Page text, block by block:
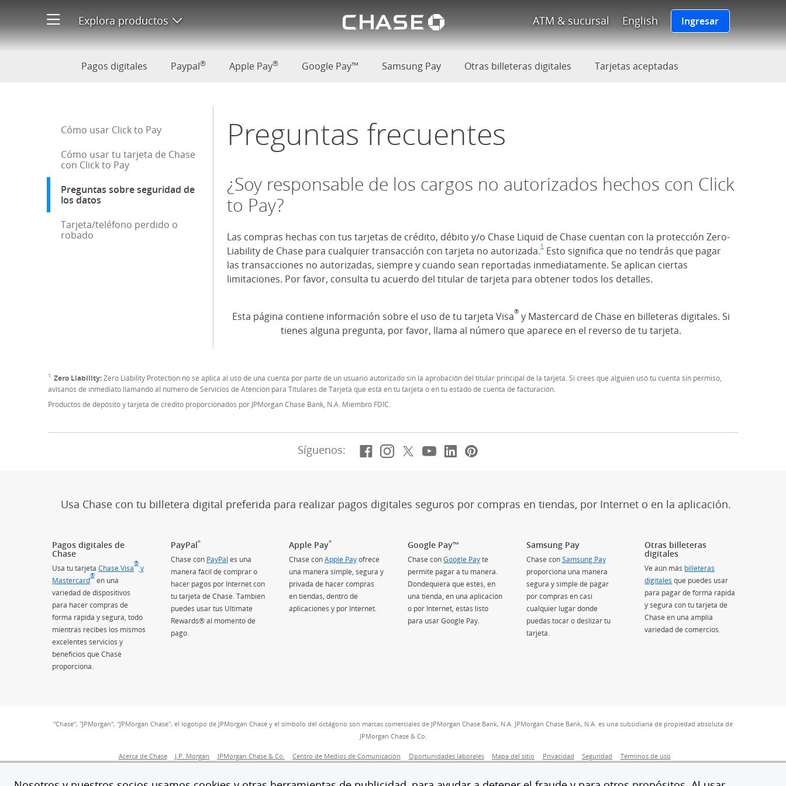
Explora productos El logotipo de Chase enlaza a la
ATM & sucursal English Ingresar
Preguntas sobre seguridad de los datos
Pagos digitales Paypal® Apple Pay® Google Pay™ Samsung Pay (Se abre en superposición)
Otras billeteras digitales Tarjetas aceptadas
Inicio de la barra lateral
Cómo usar Click to Pay
Cómo usar tu tarjeta de Chase
con Click to Pay
Preguntas sobre seguridad de
los datos
Tarjeta/teléfono perdido o
robado
Preguntas frecuentes
¿Soy responsable de los cargos no autorizados hechos con Click
to Pay?
Las compras hechas con tus tarjetas de crédito, débito y/o Chase Liquid de Chase cuentan con la protección Zero-
Liability de Chase para cualquier transacción con tarjeta no autorizada.Nota al pie de página
1 (Se abre en superposición)
Esto significa que no tendrás que pagar
las transacciones no autorizadas, siempre y cuando sean reportadas inmediatamente. Se aplican ciertas
limitaciones. Por favor, consulta tu acuerdo del titular de tarjeta para obtener todos los detalles.
Esta página contiene información sobre el uso de tu tarjeta Visa®y Mastercard de Chase en billeteras digitales. Si
tienes alguna pregunta, por favor, llama al número que aparece en el reverso de tu tarjeta.
Nota al pie de página
1 Zero Liability:Zero Liability Protection no se aplica al uso de una cuenta por parte de un usuario autorizado sin la aprobación del titular principal de la tarjeta. Si crees que alguien usó tu cuenta sin permiso,
avísanos de inmediato llamando al número de Servicios de Atención para Titulares de Tarjeta que está en tu tarjeta o en tu estado de cuenta de facturación.
Productos de depósito y tarjeta de crédito proporcionados por JPMorgan Chase Bank, N.A. Miembro FDIC.
Síguenos: Facebook
(Se abre en superposición)
Instagram
(Se abre en superposición)
X, anteriormente conocida como Twitter
(Se abre en superposición)
YouTube
(Se abre en superposición)
LinkedIn
(Se abre en superposición)
Usa Chase con tu billetera digital preferida para realizar pagos digitales seguros por compras en tiendas, por Internet o en la aplicación.
Pagos digitales de
Chase
Usa tu tarjeta Chase Visa
®
y
Mastercard
®
en una
variedad de dispositivos
para hacer compras de
forma rápida y segura, todo
mientras recibes los mismos
excelentes servicios y
beneficios que Chase
proporciona.
PayPal®
Chase con PayPal es una
manera fácil de comprar o
hacer pagos por Internet con
tu tarjeta de Chase. También
puedes usar tus Ultimate
Rewards® al momento de
pago.
Apple Pay®
Chase conApple Payofrece
una manera simple, segura y
privada de hacer compras
en tiendas, dentro de
aplicaciones y por Internet.
Google Pay™
Chase conGoogle Payte
permite pagar a tu manera.
Dondequiera que estés, en
una tienda, en una aplicación
o por Internet, estás listo
para usar Google Pay.
Samsung Pay
Chase conSamsung Pay
proporciona una manera
segura y simple de pagar
por compras en casi
cualquier lugar donde
puedas tocar o deslizar tu
tarjeta.
Otras billeteras
digitales
Ve aún más billeteras
digitales que puedes usar
para pagar de forma rápida
y segura con tu tarjeta de
Chase en una amplia
variedad de comercios.
"Chase", "JPMorgan", "JPMorgan Chase", el logotipo de JPMorgan Chase y el símbolo del octágono son marcas comerciales de JPMorgan Chase Bank, N.A. JPMorgan Chase Bank, N.A. es una subsidiaria de propiedad absoluta de
JPMorgan Chase & Co.
Acerca de Chase J.P. Morgan (Se abre en superposición)
JPMorgan Chase & Co. (Se abre en superposición)
Centro de Medios de Comunicación (Se abre en superposición)
Oportunidades laborales(Se abre en superposición)
Mapa del sitio Privacidad Seguridad Términos de uso